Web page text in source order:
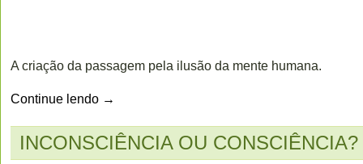
A criação da passagem pela ilusão da mente humana.
Continue lendo →
INCONSCIÊNCIA OU CONSCIÊNCIA?